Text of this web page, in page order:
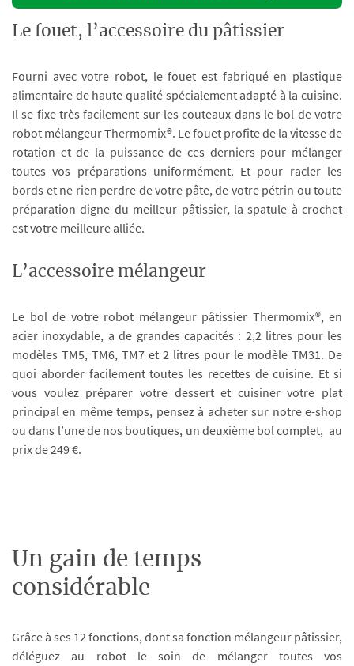
Le fouet, l’accessoire du pâtissier
Fourni avec votre robot, le fouet est fabriqué en plastique
alimentaire de haute qualité spécialement adapté à la cuisine.
Il se fixe très facilement sur les couteaux dans le bol de votre
robot mélangeur Thermomix®. Le fouet profite de la vitesse de
rotation et de la puissance de ces derniers pour mélanger
toutes vos préparations uniformément. Et pour racler les
bords et ne rien perdre de votre pâte, de votre pétrin ou toute
préparation digne du meilleur pâtissier, la spatule à crochet
est votre meilleure alliée.
L’accessoire mélangeur
Le bol de votre robot mélangeur pâtissier Thermomix®, en
acier inoxydable, a de grandes capacités : 2,2 litres pour les
modèles TM5, TM6, TM7 et 2 litres pour le modèle TM31. De
quoi aborder facilement toutes les recettes de cuisine. Et si
vous voulez préparer votre dessert et cuisiner votre plat
principal en même temps, pensez à acheter sur notre e-shop
ou dans l’une de nos boutiques, un deuxième bol complet, au
prix de 249 €.
Un gain de temps
considérable
Grâce à ses 12 fonctions, dont sa fonction mélangeur pâtissier,
déléguez au robot le soin de mélanger toutes vos